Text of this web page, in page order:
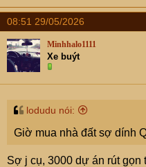
08:51 29/05/2026
Minhhalo1111
Xe buýt
lodudu nói:
Giờ mua nhà đất sợ dính
Sợ j cụ, 3000 dự án rút gọn